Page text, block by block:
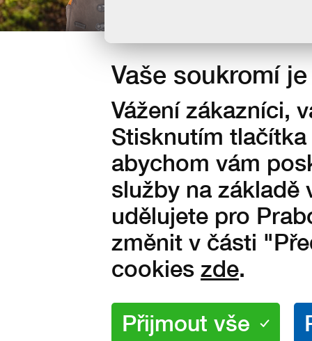
Vaše soukromí
Vážení zákazníci,
Stisknutím
abychom vám
služby na základě
udělujete pro
změnit v části
cookies zde.
Vyrobeno ve Slavičíně v
republice
Nakupujte přímo od výrobce